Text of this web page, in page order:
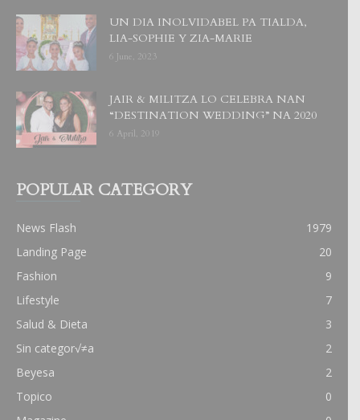
UN DIA INOLVIDABEL PA TIALDA,
LIA-SOPHIE Y ZIA-MARIE
6 June, 2023
JAIR & MILITZA LO CELEBRA NAN
“DESTINATION WEDDING” NA 2020
6 April, 2019
POPULAR CATEGORY
News Flash
1979
Landing Page
20
Fashion
9
Lifestyle
7
Salud & Dieta
3
Sin categor√≠a
2
Beyesa
2
Topico
0